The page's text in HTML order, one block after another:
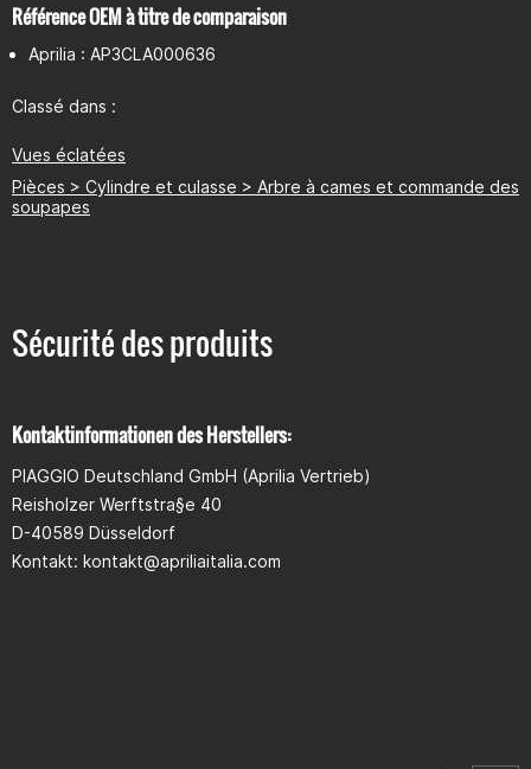
Référence OEM à titre de comparaison
Aprilia : AP3CLA000636
Classé dans :
Vues éclatées
Pièces > Cylindre et culasse > Arbre à cames et commande des
soupapes
Sécurité des produits
Kontaktinformationen des Herstellers:
PIAGGIO Deutschland GmbH (Aprilia Vertrieb)
Reisholzer Werftstra§e 40
D-40589 Düsseldorf
Kontakt: kontakt@apriliaitalia.com